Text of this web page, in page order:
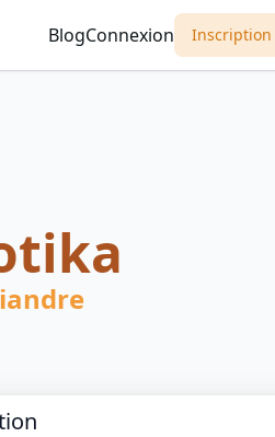
BlogConnexion Inscription